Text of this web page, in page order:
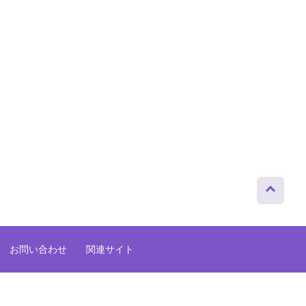
ップへ
お問い合わせ 関連サイト